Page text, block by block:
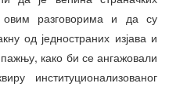
овим разговорима и да су
од једностраних изјава и
како би се ангажовали
институционализованог